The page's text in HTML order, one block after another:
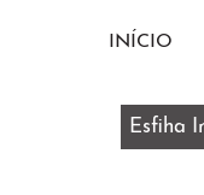
INÍCIO
Esfiha